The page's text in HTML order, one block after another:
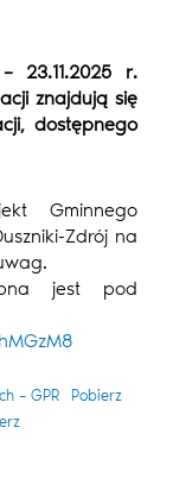
23.11.2025 r.
znajdują się
dostępnego
Gminnego
Zdrój na
jest pod
– GPR
Pobierz